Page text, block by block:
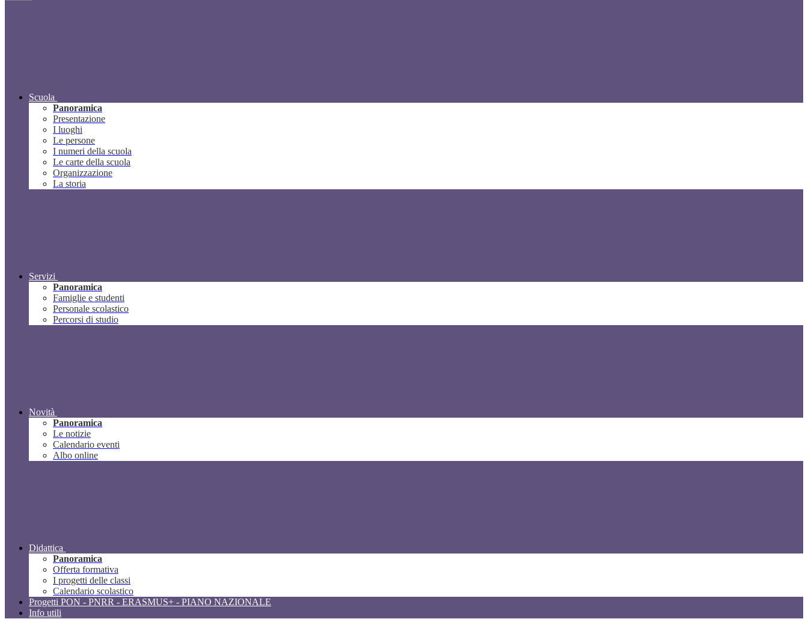
Scuola
Panoramica
Presentazione
I luoghi
Le persone
I numeri della scuola
Le carte della scuola
Organizzazione
La storia
Servizi
Panoramica
Famiglie e studenti
Personale scolastico
Percorsi di studio
Novità
Panoramica
Le notizie
Calendario eventi
Albo online
Didattica
Panoramica
Offerta formativa
I progetti delle classi
Calendario scolastico
Progetti PON - PNRR - ERASMUS+ - PIANO NAZIONALE
Info utili